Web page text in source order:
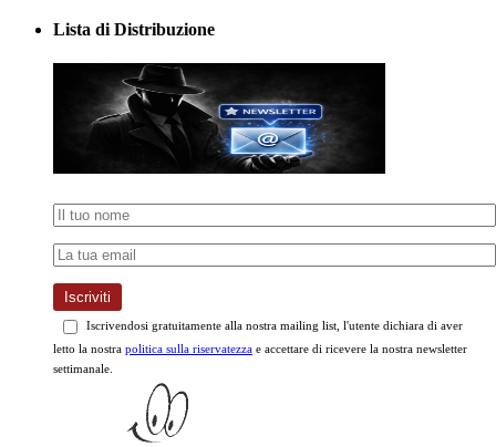
Lista di Distribuzione
Iscriviti
Iscrivendosi gratuitamente alla nostra mailing list, l'utente dichiara di aver
letto la nostra politica sulla riservatezza e accettare di ricevere la nostra newsletter
settimanale.